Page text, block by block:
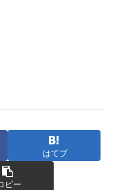
はてブ
ピー